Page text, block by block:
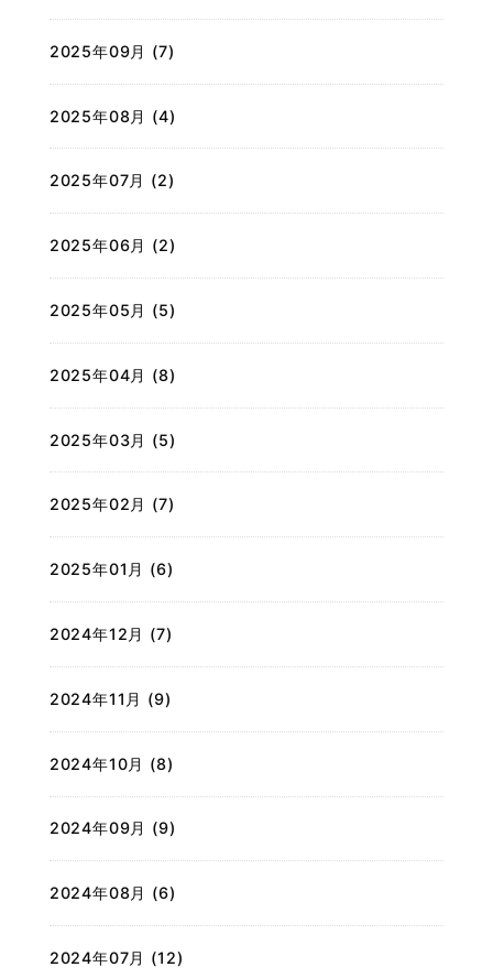
2025年09月 (7)
2025年08月 (4)
2025年07月 (2)
2025年06月 (2)
2025年05月 (5)
2025年04月 (8)
2025年03月 (5)
2025年02月 (7)
2025年01月 (6)
2024年12月 (7)
2024年11月 (9)
2024年10月 (8)
2024年09月 (9)
2024年08月 (6)
2024年07月 (12)